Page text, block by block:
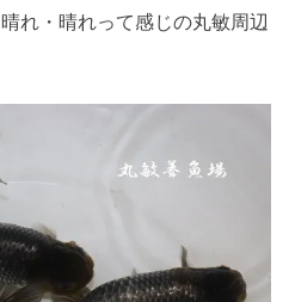
れ・晴れって感じの丸敏周辺